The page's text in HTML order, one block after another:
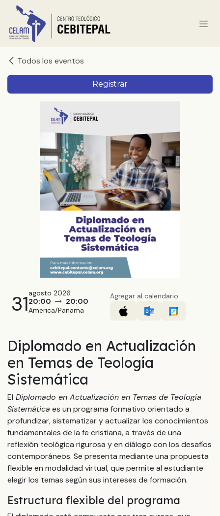
Ir al contenido
Todos los eventos
Registrar
31agosto 2026
20:00
20:00
America/Panama
Agregar al calendario:
Diplomado en Actualización
en Temas de Teología
Sistemática
El Diplomado en Actualización en Temas de Teología
Sistemática es un programa formativo orientado a
profundizar, sistematizar y actualizar los conocimientos
fundamentales de la fe cristiana, a través de una
reflexión teológica rigurosa y en diálogo con los desafíos
contemporáneos. Se presenta mediante una propuesta
flexible en modalidad virtual, que permite al estudiante
elegir los temas según sus intereses de formación.
Estructura flexible del programa